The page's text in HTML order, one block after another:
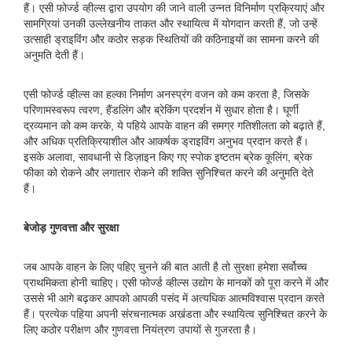
हैं। एसी फोर्ज्ड व्हील्स द्वारा उपयोग की जाने वाली उन्नत विनिर्माण प्रक्रियाएं और
सामग्रियां उनकी उल्लेखनीय ताकत और स्थायित्व में योगदान करती हैं, जो उन्हें
उत्साही ड्राइविंग और कठोर सड़क स्थितियों की कठिनाइयों का सामना करने की
अनुमति देती हैं।
एसी फोर्ज्ड व्हील्स का हल्का निर्माण अनस्प्रंग वजन को कम करता है, जिसके
परिणामस्वरूप त्वरण, हैंडलिंग और ब्रेकिंग प्रदर्शन में सुधार होता है। घूर्णी
द्रव्यमान को कम करके, ये पहिये आपके वाहन की समग्र गतिशीलता को बढ़ाते हैं,
और अधिक प्रतिक्रियाशील और आकर्षक ड्राइविंग अनुभव प्रदान करते हैं।
इसके अलावा, सावधानी से डिज़ाइन किए गए स्पोक इष्टतम ब्रेक कूलिंग, ब्रेक
फीका को रोकने और लगातार रोकने की शक्ति सुनिश्चित करने की अनुमति देते
हैं।
बेजोड़ गुणवत्ता और सुरक्षा
जब आपके वाहन के लिए पहिए चुनने की बात आती है तो सुरक्षा हमेशा सर्वोच्च
प्राथमिकता होनी चाहिए। एसी फोर्ज्ड व्हील्स उद्योग के मानकों को पूरा करने में और
उससे भी आगे बढ़कर आपको आपकी पसंद में अत्यधिक आत्मविश्वास प्रदान करते
हैं। प्रत्येक पहिया अपनी संरचनात्मक अखंडता और स्थायित्व सुनिश्चित करने के
लिए कठोर परीक्षण और गुणवत्ता नियंत्रण उपायों से गुजरता है।